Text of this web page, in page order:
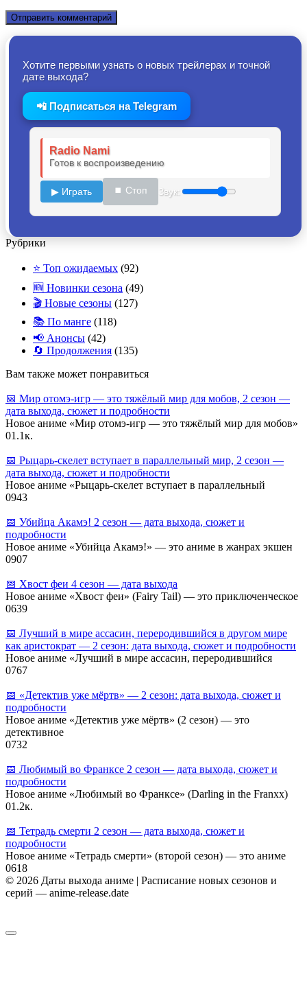
Хотите первыми узнать о новых трейлерах и точной
дате выхода?
📲 Подписаться на Telegram
Radio Nami
Готов к воспроизведению
▶ Играть ⏹ Стоп Звук:
Рубрики
⭐ Топ ожидаемых (92)
🆕 Новинки сезона (49)
🎬 Новые сезоны (127)
📚 По манге (118)
📢 Анонсы (42)
🔄 Продолжения (135)
Вам также может понравиться
📅 Мир отомэ‑игр — это тяжёлый мир для мобов, 2 сезон —
дата выхода, сюжет и подробности
Новое аниме «Мир отомэ‑игр — это тяжёлый мир для мобов»
01.1к.
📅 Рыцарь‑скелет вступает в параллельный мир, 2 сезон —
дата выхода, сюжет и подробности
Новое аниме «Рыцарь‑скелет вступает в параллельный
0943
📅 Убийца Акамэ! 2 сезон — дата выхода, сюжет и
подробности
Новое аниме «Убийца Акамэ!» — это аниме в жанрах экшен
0907
📅 Хвост феи 4 сезон — дата выхода
Новое аниме «Хвост феи» (Fairy Tail) — это приключенческое
0639
📅 Лучший в мире ассасин, переродившийся в другом мире
как аристократ — 2 сезон: дата выхода, сюжет и подробности
Новое аниме «Лучший в мире ассасин, переродившийся
0767
📅 «Детектив уже мёртв» — 2 сезон: дата выхода, сюжет и
подробности
Новое аниме «Детектив уже мёртв» (2 сезон) — это
детективное
0732
📅 Любимый во Франксе 2 сезон — дата выхода, сюжет и
подробности
Новое аниме «Любимый во Франксе» (Darling in the Franxx)
01.2к.
📅 Тетрадь смерти 2 сезон — дата выхода, сюжет и
подробности
Новое аниме «Тетрадь смерти» (второй сезон) — это аниме
0618
© 2026 Даты выхода аниме | Расписание новых сезонов и
серий — anime-release.date